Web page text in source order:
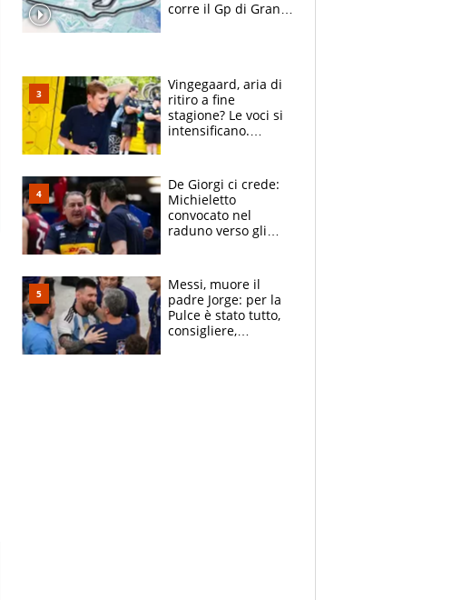
corre il Gp di Gran
Vingegaard, aria di
ritiro a fine
stagione? Le voci si
intensificano.
vuole la Roubaix
De Giorgi ci crede:
Michieletto
convocato nel
raduno verso gli
Messi, muore il
padre Jorge: per la
Pulce è stato tutto,
consigliere,